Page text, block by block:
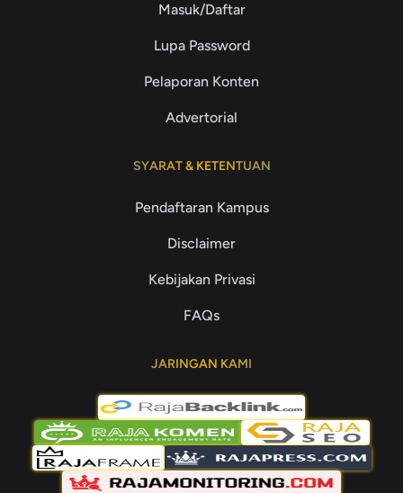
Masuk/Daftar
Lupa Password
Pelaporan Konten
Advertorial
SYARAT & KETENTUAN
Pendaftaran Kampus
Disclaimer
Kebijakan Privasi
FAQs
JARINGAN KAMI